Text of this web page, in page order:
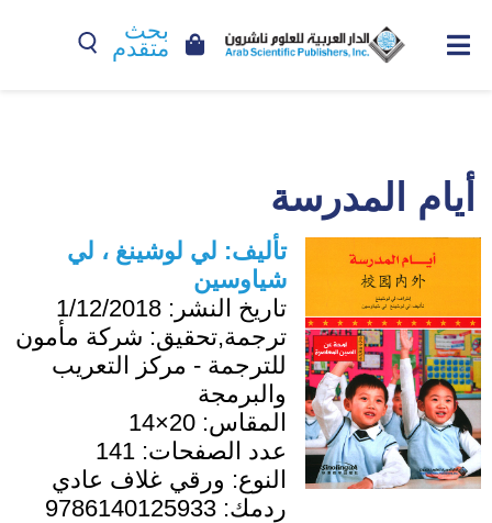
بحث
متقدم
أيام المدرسة
تأليف: لي لوشينغ ، لي
شياوسين
تاريخ النشر: 1/12/2018
ترجمة,تحقيق: شركة مأمون
للترجمة - مركز التعريب
والبرمجة
المقاس: 20×14
عدد الصفحات: 141
النوع: ورقي غلاف عادي
ردمك: 9786140125933